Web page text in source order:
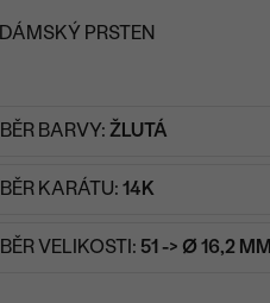
DÁMSKÝ PRSTEN
BARVY: ŽLUTÁ
KARÁTU: 14K
VELIKOSTI: 51 -> Ø 16,2 MM